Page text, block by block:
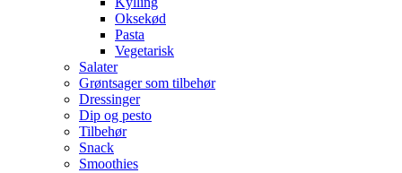
Oksekød
Pasta
Vegetarisk
Salater
Grøntsager som tilbehør
Dressinger
Dip og pesto
Tilbehør
Snack
Smoothies